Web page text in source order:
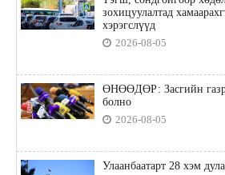
зохицуулалтад
хэрэгслүүд
2026-08-05
ӨНӨӨДӨР: Засгийн
болно
2026-08-05
Улаанбаатарт 28 хэм